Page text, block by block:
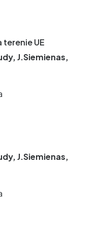
UE
J.Siemienas,
J.Siemienas,